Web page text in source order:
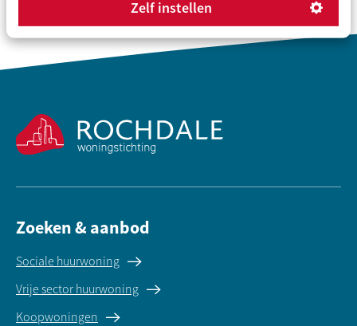
Zelf instellen
Zoeken & aanbod
Sociale huurwoning
Vrije sector huurwoning
Koopwoningen